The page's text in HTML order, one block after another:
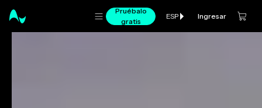
Pruébalo
gratis
ESP Ingresar